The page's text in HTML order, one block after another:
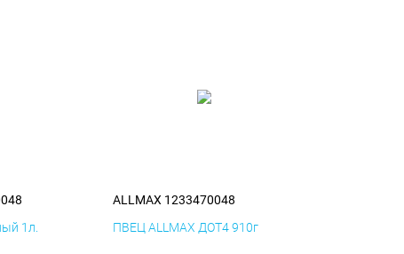
1л.
ALLMAX 1233470048
ПВЕЦ ALLMAX ДОТ4 910г